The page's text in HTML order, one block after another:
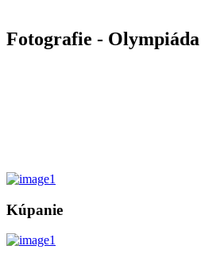
Fotografie -
Kúpanie